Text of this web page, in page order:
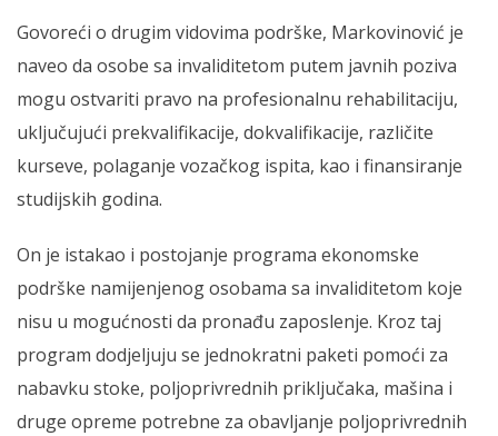
Govoreći o drugim vidovima podrške, Markovinović je
naveo da osobe sa invaliditetom putem javnih poziva
mogu ostvariti pravo na profesionalnu rehabilitaciju,
uključujući prekvalifikacije, dokvalifikacije, različite
kurseve, polaganje vozačkog ispita, kao i finansiranje
studijskih godina.
On je istakao i postojanje programa ekonomske
podrške namijenjenog osobama sa invaliditetom koje
nisu u mogućnosti da pronađu zaposlenje. Kroz taj
program dodjeljuju se jednokratni paketi pomoći za
nabavku stoke, poljoprivrednih priključaka, mašina i
druge opreme potrebne za obavljanje poljoprivrednih